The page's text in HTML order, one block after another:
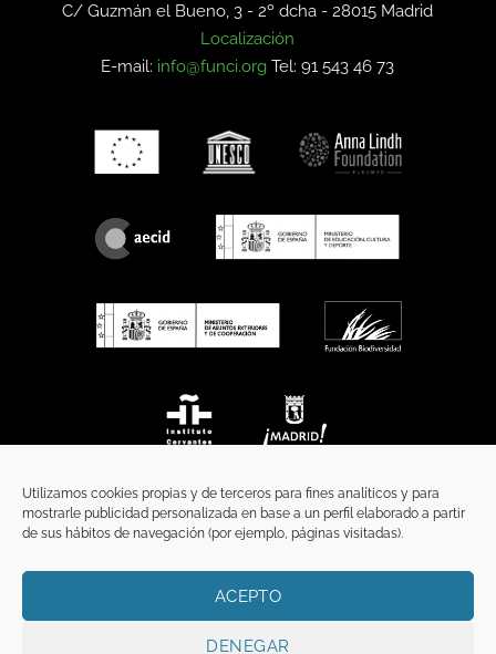
Utilizamos cookies propias y de terceros para fines analíticos y para
mostrarle publicidad personalizada en base a un perfil elaborado a partir
de sus hábitos de navegación (por ejemplo, páginas visitadas).
ACEPTO
DENEGAR
C/ Guzmán el Bueno, 3 - 2º dcha -28015 Madrid
Localización
E-mail: info@funci.org Tel: 91 543 46 73
TÉRMINOS Y CONDICIONES